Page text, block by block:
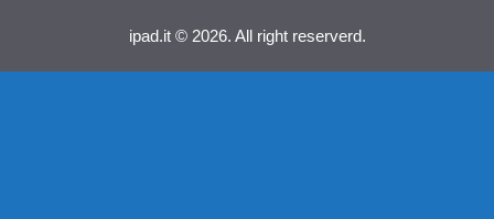
ipad.it © 2026. All right reserverd.